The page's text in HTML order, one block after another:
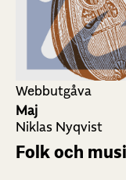
Webbutgåva
Maj
Niklas Nyqvist
Folk och